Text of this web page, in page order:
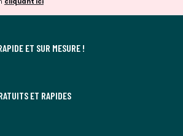
ET SUR MESURE !
ET RAPIDES